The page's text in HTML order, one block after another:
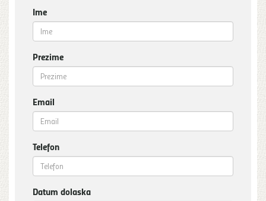
Ime
Prezime
Email
Telefon
Datum dolaska